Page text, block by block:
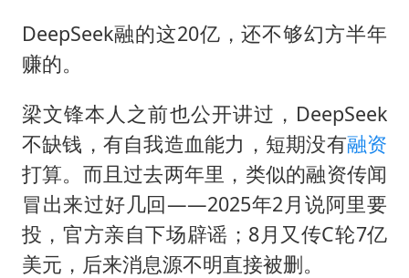
DeepSeek融的这20亿，还不够幻方半年
赚的。
梁文锋本人之前也公开讲过，DeepSeek
不缺钱，有自我造血能力，短期没有融资
打算。而且过去两年里，类似的融资传闻
冒出来过好几回——2025年2月说阿里要
投，官方亲自下场辟谣；8月又传C轮7亿
美元，后来消息源不明直接被删。